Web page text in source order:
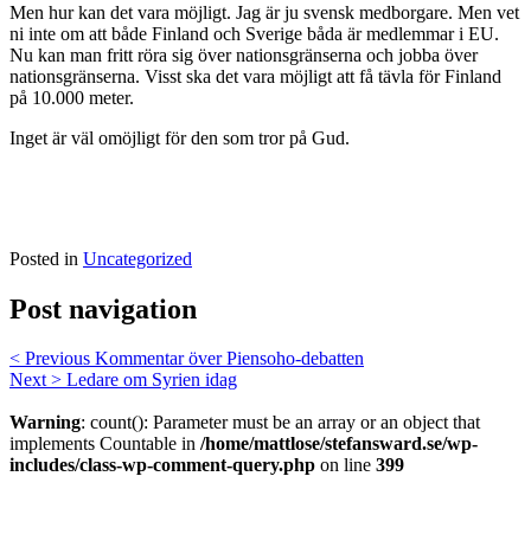
Men hur kan det vara möjligt. Jag är ju svensk medborgare. Men vet
ni inte om att både Finland och Sverige båda är medlemmar i EU.
Nu kan man fritt röra sig över nationsgränserna och jobba över
nationsgränserna. Visst ska det vara möjligt att få tävla för Finland
på 10.000 meter.
Inget är väl omöjligt för den som tror på Gud.
Posted in Uncategorized
Post navigation
< Previous Kommentar över Piensoho-debatten
Next > Ledare om Syrien idag
Warning: count(): Parameter must be an array or an object that
implements Countable in /home/mattlose/stefansward.se/wp-
includes/class-wp-comment-query.php on line 399